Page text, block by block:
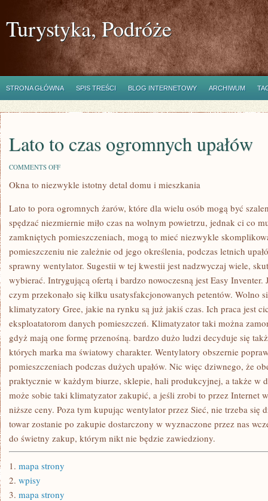
Turystyka, Podróże
STRONA GŁÓWNA SPIS TREŚCI BLOG INTERNETOWY ARCHIWUM
Lato to czas ogromnych upałów
COMMENTS OFFON
TO
CZAS
UPAŁÓW
Okna to niezwykle istotny detal domu i mieszkania
Lato to pora ogromnych żarów, które dla wielu osób mogą być
spędzać niezmiernie miło czas na wolnym powietrzu, jednak ci co
zamkniętych pomieszczeniach, mogą to mieć niezwykle
pomieszczeniu nie zależnie od jego określenia, podczas letnich
sprawny wentylator. Sugestii w tej kwestii jest nadzwyczaj wiele,
wybierać. Intrygującą ofertą i bardzo nowoczesną jest Easy Inventer.
czym przekonało się kilku usatysfakcjonowanych petentów. Wolno
klimatyzatory Gree, jakie na rynku są już jakiś czas. Ich praca jest
eksploatatorom danych pomieszczeń. Klimatyzator taki można
gdyż mają one formę przenośną. bardzo dużo ludzi decyduje się
których marka ma światowy charakter. Wentylatory obszernie
pomieszczeniach podczas dużych upałów. Nic więc dziwnego, że
praktycznie w każdym biurze, sklepie, hali produkcyjnej, a także w
może sobie taki klimatyzator zakupić, a jeśli zrobi to przez Internet
niższe ceny. Poza tym kupując wentylator przez Sieć, nie trzeba się
towar zostanie po zakupie dostarczony w wyznaczone przez nas
do świetny zakup, którym nikt nie będzie zawiedziony.
1. mapa strony
2. wpisy
3. mapa strony